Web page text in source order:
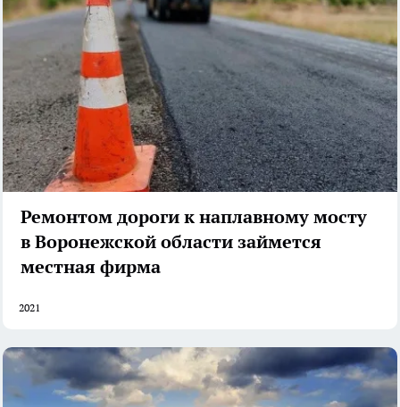
Ремонтом дороги к наплавному мосту
в Воронежской области займется
местная фирма
2021